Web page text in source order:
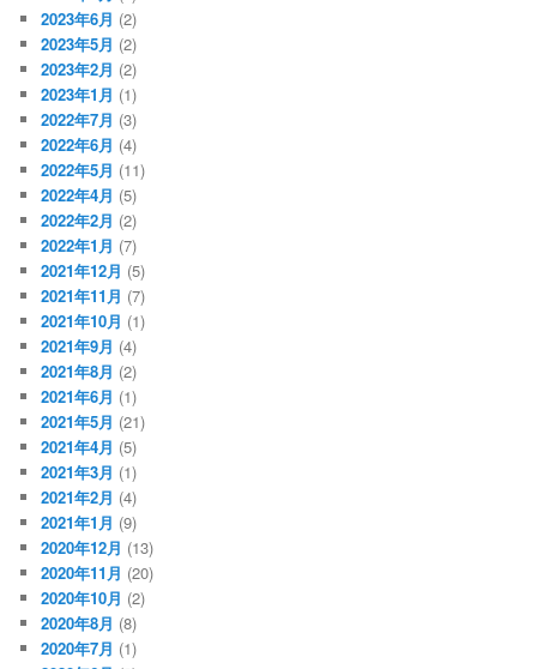
2023年6月 (2)
2023年5月 (2)
2023年2月 (2)
2023年1月 (1)
2022年7月 (3)
2022年6月 (4)
2022年5月 (11)
2022年4月 (5)
2022年2月 (2)
2022年1月 (7)
2021年12月 (5)
2021年11月 (7)
2021年10月 (1)
2021年9月 (4)
2021年8月 (2)
2021年6月 (1)
2021年5月 (21)
2021年4月 (5)
2021年3月 (1)
2021年2月 (4)
2021年1月 (9)
2020年12月 (13)
2020年11月 (20)
2020年10月 (2)
2020年8月 (8)
2020年7月 (1)